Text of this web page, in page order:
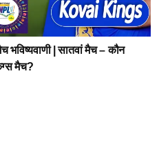
| सातवां मैच – कौन
मैच?